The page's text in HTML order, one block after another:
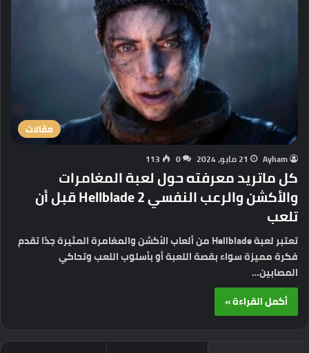
مقالات
Ayham 21 مايو، 2024 0
113
كل ماتريد معرفته حول لعبة المغامرات
والأكشن والرعب النفسي Hellblade 2 قبل أن
تلعب
تعتبر لعبة Hellblade من ألعاب الأكشن والمغامرة المثيرة جدًا تقدم
فكرة مميزة سواء بقصة اللعبة أو بأسلوب اللعب وتحاكي
المصابين…
أكمل القراءة »